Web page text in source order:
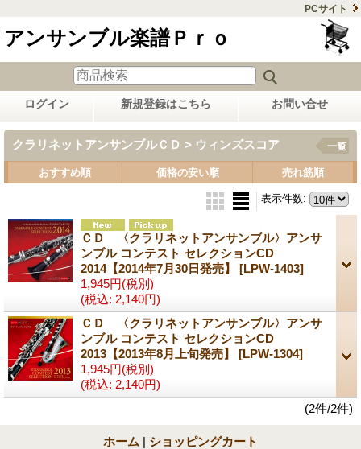
PCサイト
アンサンブル楽譜Ｐｒｏ
ログイン 新規登録はこちら お問い合せ
クラリネットアンサンブルＣＤ > ウィンズスコア 一覧
おすすめ順 価格の安い順 売れ筋順
表示件数:
ＣＤ 〈クラリネットアンサンブル〉アンサ
ンブル コンテスト セレクションCD
2014【2014年7月30日発売】 [LPW-1403]
1,945円(税別)
(税込: 2,140円)
ＣＤ 〈クラリネットアンサンブル〉アンサ
ンブル コンテスト セレクションCD
2013【2013年8月上旬発売】 [LPW-1304]
1,945円(税別)
(税込: 2,140円)
(2件/2件)
ホーム | ショッピングカート